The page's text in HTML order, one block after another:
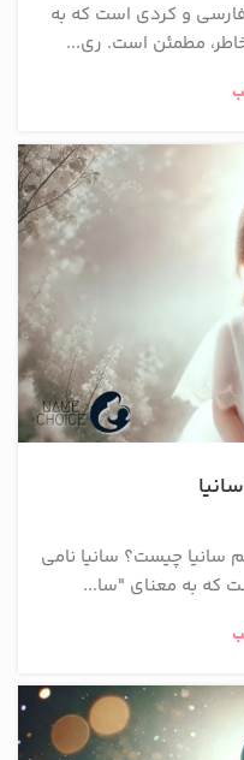
فارسی و کردی است که به
مطمئن است. ری...
چیست؟ سانیا نامی
که به معنای "سا...